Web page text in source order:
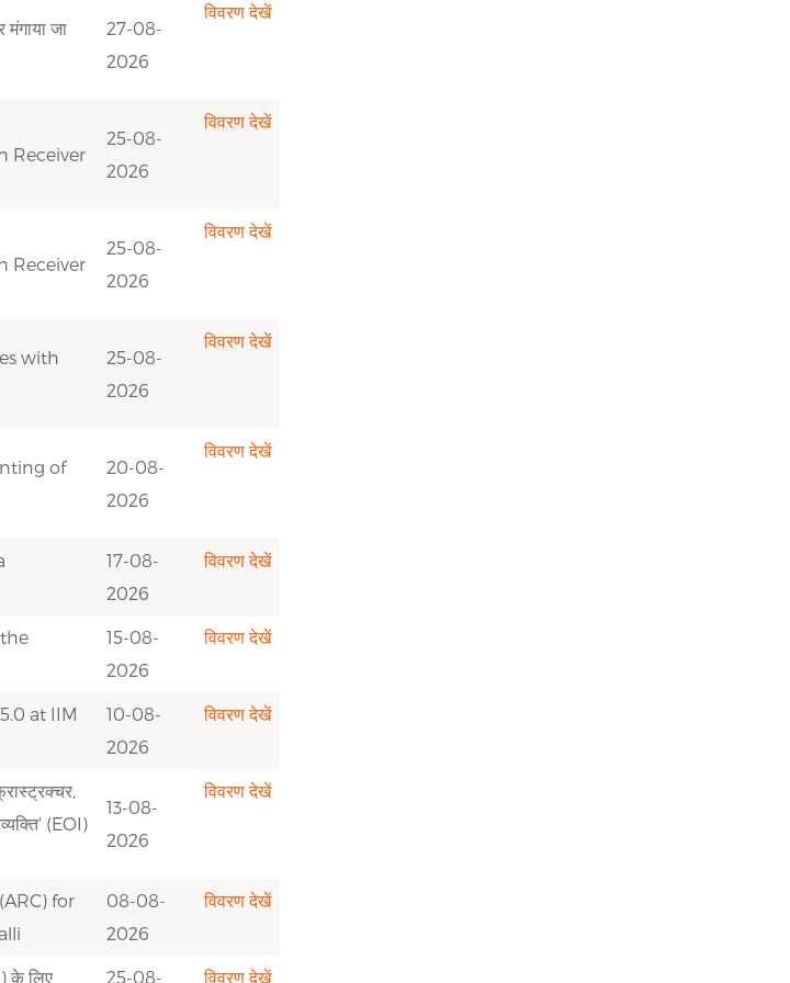
जा
27-08-
2026
विवरण देखें
Receiver
25-08-
2026
विवरण देखें
Receiver
25-08-
2026
विवरण देखें
with
25-08-
2026
विवरण देखें
of
20-08-
2026
विवरण देखें
17-08-
2026
विवरण देखें
15-08-
2026
विवरण देखें
at IIM
10-08-
2026
विवरण देखें
(EOI)
13-08-
2026
विवरण देखें
for
08-08-
2026
विवरण देखें
के लिए
25-08-
विवरण देखें